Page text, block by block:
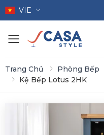
VIE
Toggle
Trang Chủ Phòng Bếp
Kệ Bếp Lotus 2HK